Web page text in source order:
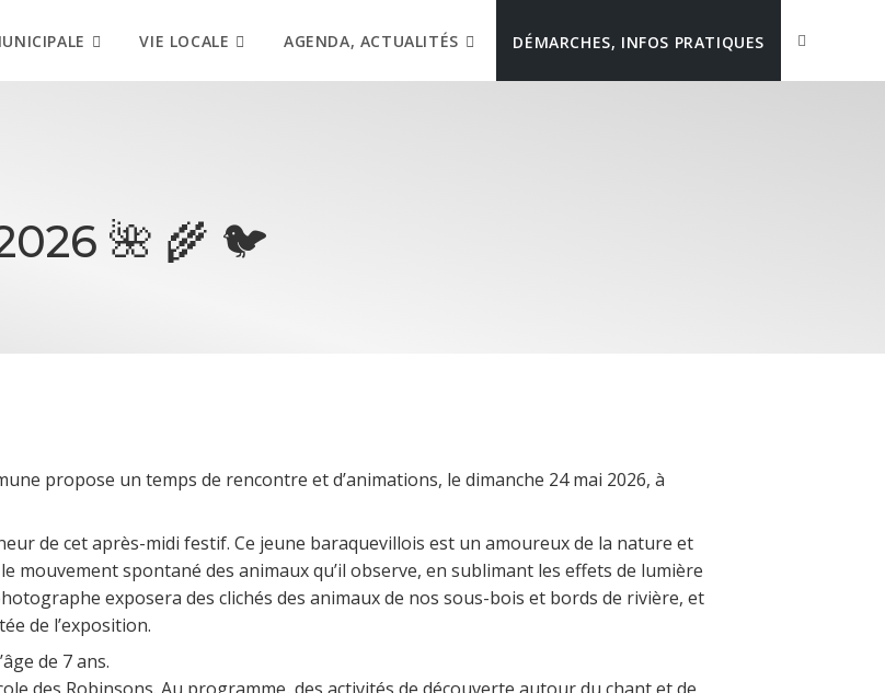
VIE LOCALE AGENDA, ACTUALITÉS DÉMARCHES, INFOS PRATIQUES
🌺 🌾 🐦️
propose un temps de rencontre et d’animations, le dimanche 24 mai 2026, à
de cet après-midi festif. Ce jeune baraquevillois est un amoureux de la nature et
mouvement spontané des animaux qu’il observe, en sublimant les effets de lumière
exposera des clichés des animaux de nos sous-bois et bords de rivière, et
de l’exposition.
de 7 ans.